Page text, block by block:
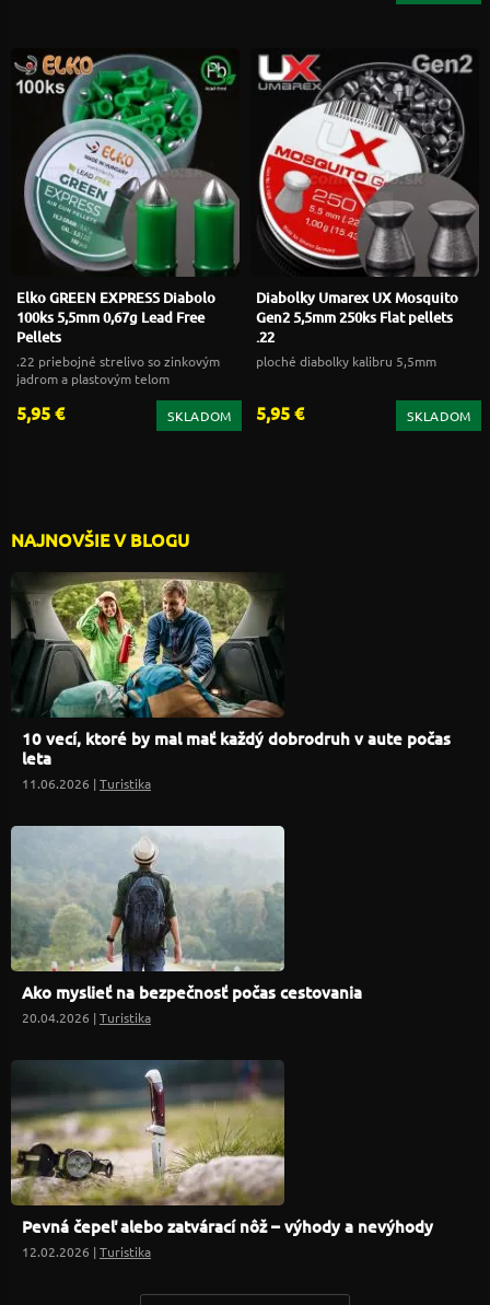
Elko GREEN EXPRESS Diabolo
100ks 5,5mm 0,67g Lead Free
Pellets
.22 priebojné strelivo so zinkovým
jadrom a plastovým telom
5,95 € SKLADOM
Diabolky Umarex UX Mosquito
Gen2 5,5mm 250ks Flat pellets
.22
ploché diabolky kalibru 5,5mm
5,95 € SKLADOM
NAJNOVŠIE V BLOGU
10 vecí, ktoré by mal mať každý dobrodruh v aute počas
leta
11.06.2026 |Turistika
Ako myslieť na bezpečnosť počas cestovania
20.04.2026 |Turistika
Pevná čepeľ alebo zatvárací nôž – výhody a nevýhody
12.02.2026 |Turistika